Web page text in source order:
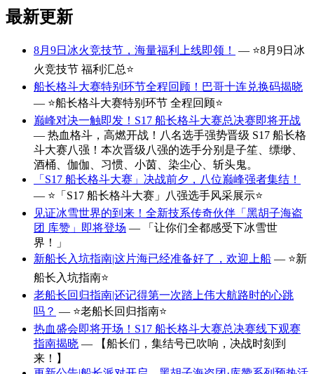
最新更新
8月9日冰火竞技节，海量福利上线即领！
— ⭐8月9日冰
火竞技节 福利汇总⭐
船长格斗大赛特别环节全程回顾！巴哥十连兑换码揭晓
— ⭐船长格斗大赛特别环节 全程回顾⭐
巅峰对决一触即发！S17 船长格斗大赛总决赛即将开战
— 热血格斗，高燃开战！八名选手强势晋级 S17 船长格
斗大赛八强！本次晋级八强的选手分别是子笙、缥缈、
酒桶、伽伽、习惯、小茵、染尘心、斩头鬼。
「S17 船长格斗大赛」决战前夕，八位巅峰强者集结！
— ⭐「S17 船长格斗大赛」八强选手风采展示⭐
见证冰雪世界的到来！全新技系传奇伙伴「黑胡子海盗
团 库赞」即将登场 — 「让你们全都感受下冰雪世
界！」
新船长入坑指南|这片海已经准备好了，欢迎上船 — ⭐新
船长入坑指南⭐
老船长回归指南|还记得第一次踏上伟大航路时的心跳
吗？ — ⭐老船长回归指南⭐
热血盛会即将开场！S17 船长格斗大赛总决赛线下观赛
指南揭晓 — 【船长们，集结号已吹响，决战时刻到
来！】